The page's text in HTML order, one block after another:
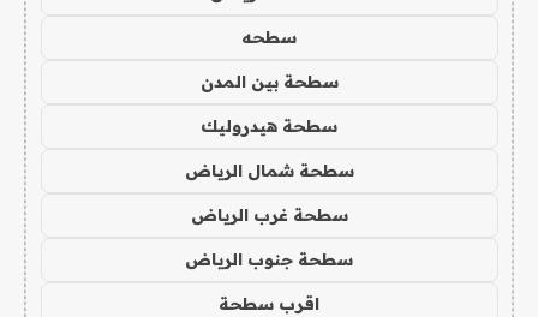
سطحه
سطحة بين المدن
سطحة هيدروليك
سطحة شمال الرياض
سطحة غرب الرياض
سطحة جنوب الرياض
اقرب سطحة